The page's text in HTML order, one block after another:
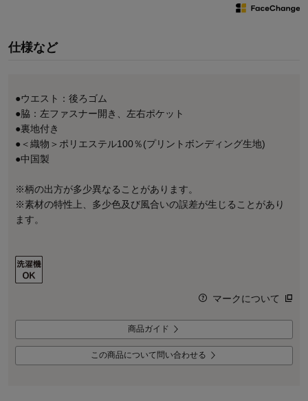
仕様など
●ウエスト：後ろゴム
●脇：左ファスナー開き、左右ポケット
●裏地付き
●＜織物＞ポリエステル100％(プリントボンディング生地)
●中国製
※柄の出方が多少異なることがあります。
※素材の特性上、多少色及び風合いの誤差が生じることがあり
ます。
マークについて
商品ガイド
この商品について問い合わせる